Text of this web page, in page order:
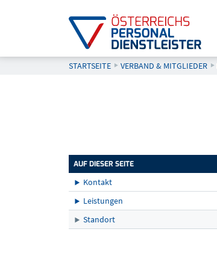
STARTSEITE VERBAND & MITGLIEDER
AUF DIESER SEITE
Kontakt
Leistungen
Standort